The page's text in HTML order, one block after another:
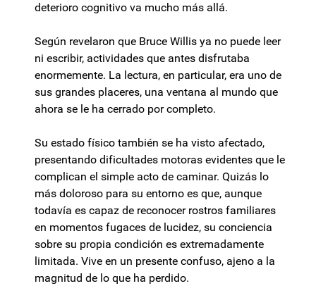
deterioro cognitivo va mucho más allá.
Según revelaron que Bruce Willis ya no puede leer
ni escribir, actividades que antes disfrutaba
enormemente. La lectura, en particular, era uno de
sus grandes placeres, una ventana al mundo que
ahora se le ha cerrado por completo.
Su estado físico también se ha visto afectado,
presentando dificultades motoras evidentes que le
complican el simple acto de caminar. Quizás lo
más doloroso para su entorno es que, aunque
todavía es capaz de reconocer rostros familiares
en momentos fugaces de lucidez, su conciencia
sobre su propia condición es extremadamente
limitada. Vive en un presente confuso, ajeno a la
magnitud de lo que ha perdido.